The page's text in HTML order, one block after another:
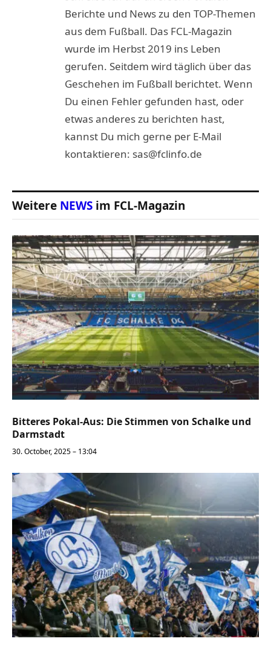
Berichte und News zu den TOP-Themen
aus dem Fußball. Das FCL-Magazin
wurde im Herbst 2019 ins Leben
gerufen. Seitdem wird täglich über das
Geschehen im Fußball berichtet. Wenn
Du einen Fehler gefunden hast, oder
etwas anderes zu berichten hast,
kannst Du mich gerne per E-Mail
kontaktieren: sas@fclinfo.de
Weitere NEWS im FCL-Magazin
Bitteres Pokal-Aus: Die Stimmen von Schalke und
Darmstadt
30. October, 2025 – 13:04